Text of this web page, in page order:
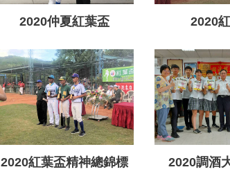
2020仲夏紅葉盃 2020
2020紅葉盃精神總錦標 2020調酒